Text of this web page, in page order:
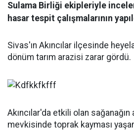
Sulama Birliği ekipleriyle
hasar tespit çalışmalarının
Sivas'ın Akıncılar ilçesinde
dönüm tarım arazisi zarar gördü.
Akıncılar'da etkili olan sağanağın
mevkisinde toprak kayması